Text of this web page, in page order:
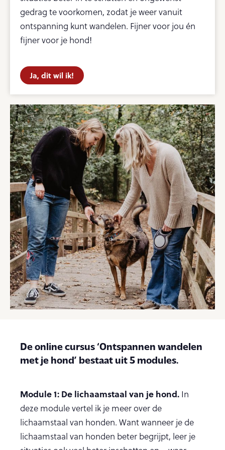
gedrag te voorkomen, zodat je weer vanuit
ontspanning kunt wandelen. Fijner voor jou én
fijner voor je hond!
Ja, dit wil ik!
De online cursus ‘Ontspannen wandelen
met je hond’ bestaat uit 5 modules.
Module 1: De lichaamstaal van je hond. In
deze module vertel ik je meer over de
lichaamstaal van honden. Want wanneer je de
lichaamstaal van honden beter begrijpt, leer je